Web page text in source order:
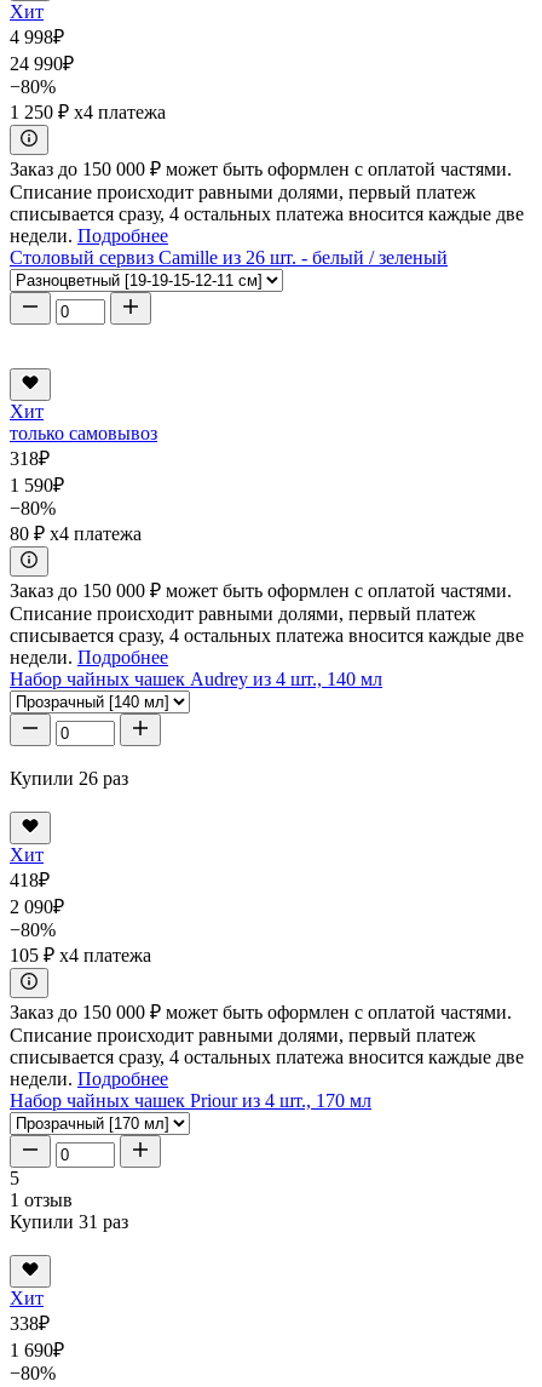
Хит
4 998₽
24 990₽
−80%
1 250 ₽ x4 платежа
Заказ до 150 000 ₽ может быть оформлен с оплатой частями.
Списание происходит равными долями, первый платеж
списывается сразу, 4 остальных платежа вносится каждые две
недели. Подробнее
Столовый сервиз Camille из 26 шт. - белый / зеленый
Хит
только самовывоз
318₽
1 590₽
−80%
80 ₽ x4 платежа
Заказ до 150 000 ₽ может быть оформлен с оплатой частями.
Списание происходит равными долями, первый платеж
списывается сразу, 4 остальных платежа вносится каждые две
недели. Подробнее
Набор чайных чашек Audrey из 4 шт., 140 мл
Купили 26 раз
Хит
418₽
2 090₽
−80%
105 ₽ x4 платежа
Заказ до 150 000 ₽ может быть оформлен с оплатой частями.
Списание происходит равными долями, первый платеж
списывается сразу, 4 остальных платежа вносится каждые две
недели. Подробнее
Набор чайных чашек Priour из 4 шт., 170 мл
5
1 отзыв
Купили 31 раз
Хит
338₽
1 690₽
−80%